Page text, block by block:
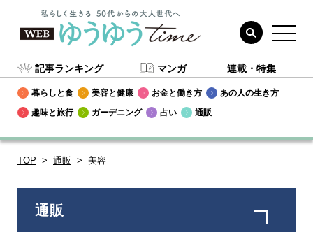
記事ランキング マンガ 連載・特集
暮らしと食 美容と健康 お金と働き方
あの人の生き方
趣味と旅行
ガーデニング 占い 通販
TOP 通販 美容
通販